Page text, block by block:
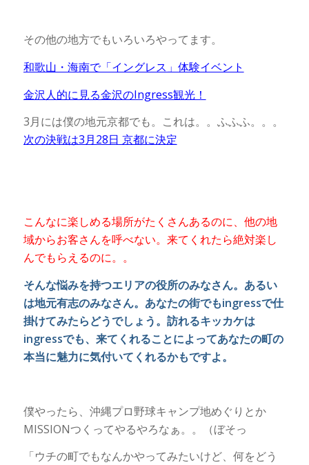
その他の地方でもいろいろやってます。
和歌山・海南で「イングレス」体験イベント
金沢人的に見る金沢のIngress観光！
3月には僕の地元京都でも。これは。。ふふふ。。。
次の決戦は3月28日 京都に決定
こんなに楽しめる場所がたくさんあるのに、他の地
域からお客さんを呼べない。来てくれたら絶対楽し
んでもらえるのに。。
そんな悩みを持つエリアの役所のみなさん。あるい
は地元有志のみなさん。あなたの街でもingressで仕
掛けてみたらどうでしょう。訪れるキッカケは
ingressでも、来てくれることによってあなたの町の
本当に魅力に気付いてくれるかもですよ。
僕やったら、沖縄プロ野球キャンプ地めぐりとか
MISSIONつくってやるやろなぁ。。（ぼそっ
「ウチの町でもなんかやってみたいけど、何をどう